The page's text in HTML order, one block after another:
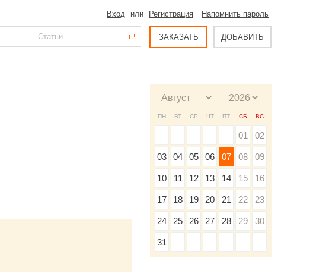
Вход или Регистрация Напомнить пароль
ЗАКАЗАТЬ ДОБАВИТЬ
ПН ВТ СР ЧТ ПТ СБ ВС
01 02
03 04 05 06 07 08 09
10 11 12 13 14 15 16
17 18 19 20 21 22 23
24 25 26 27 28 29 30
31